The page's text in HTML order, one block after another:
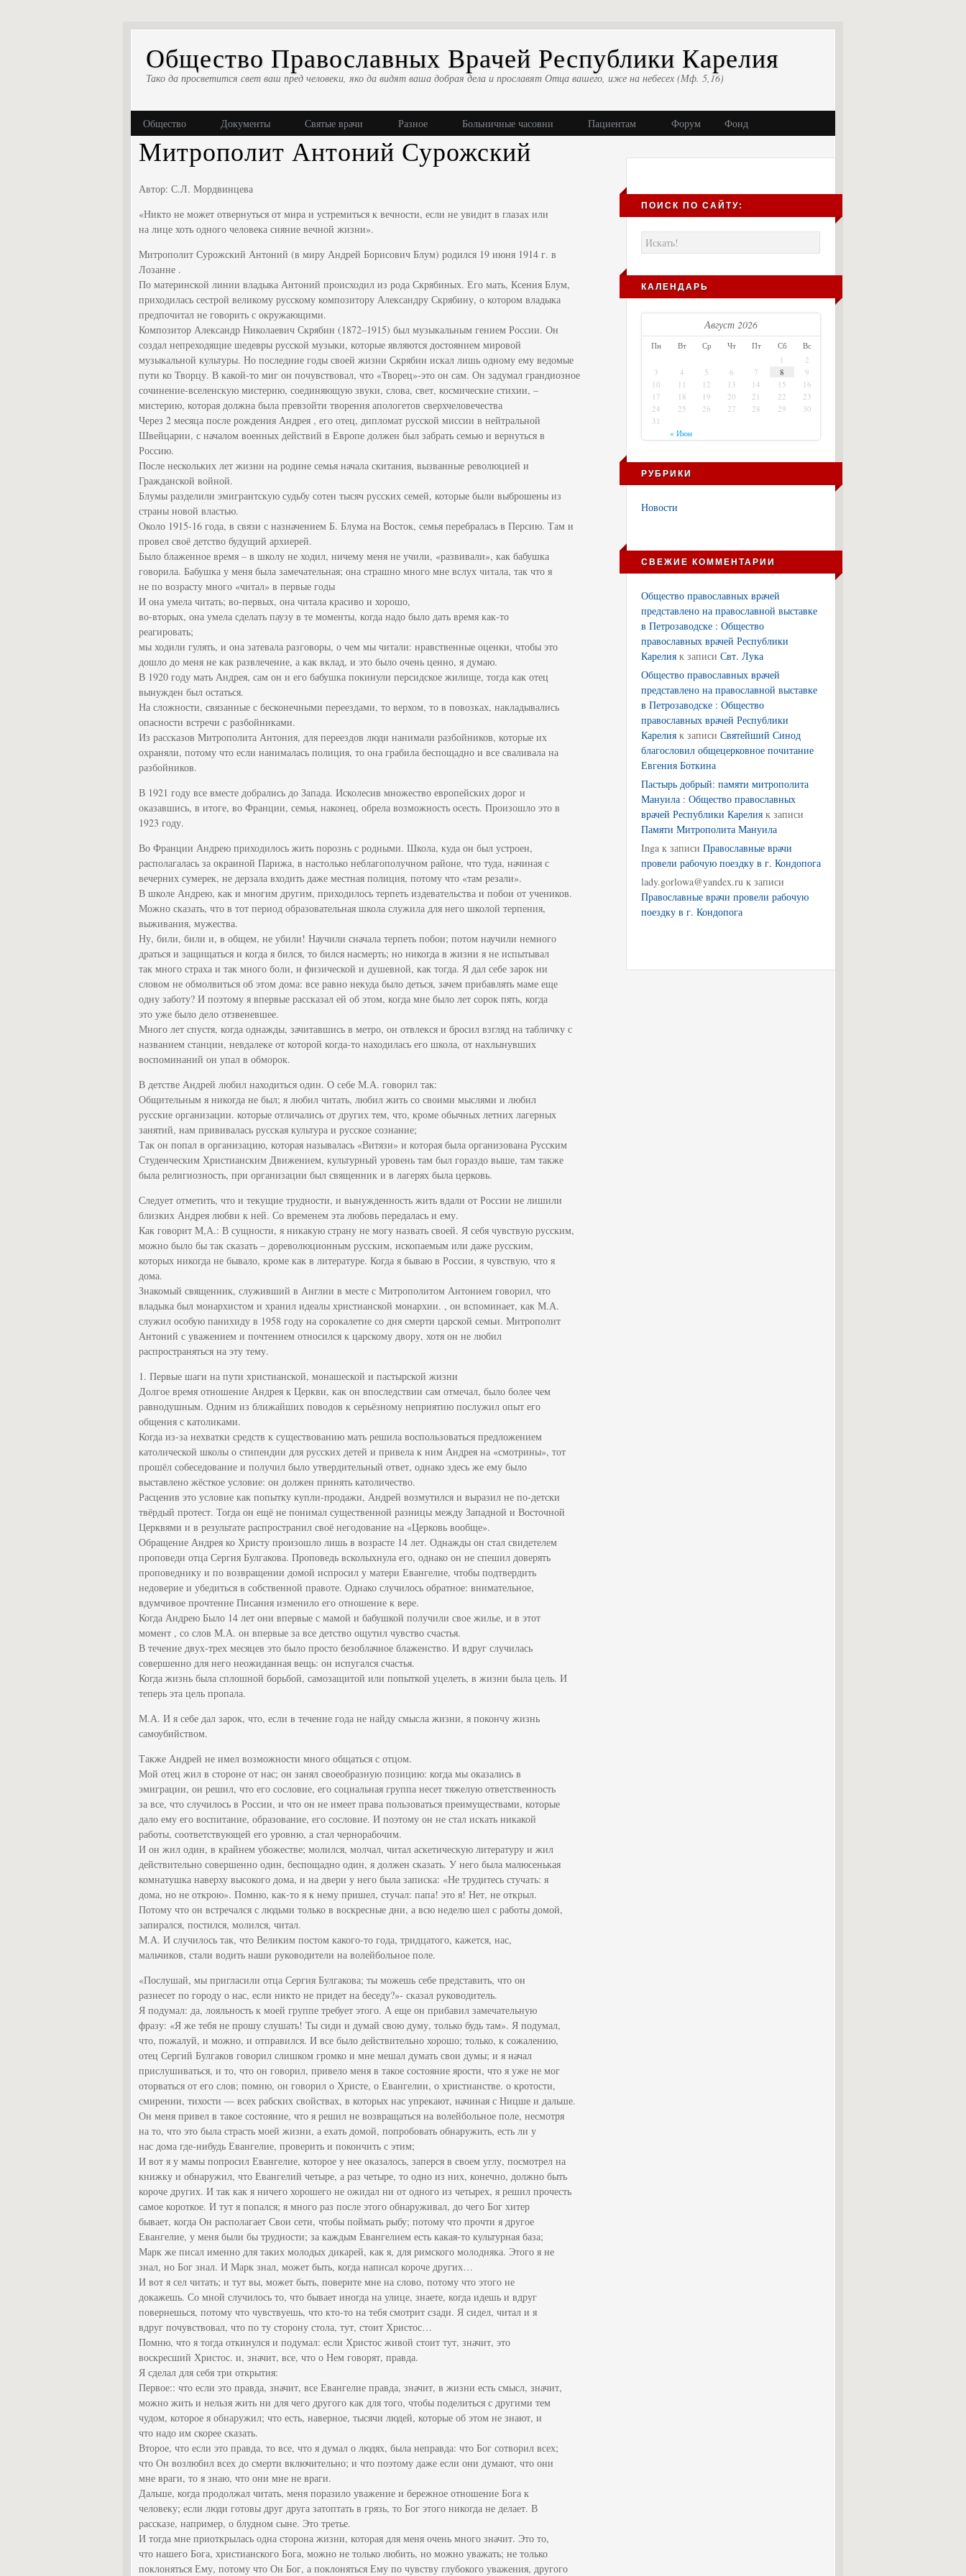
Общество Православных Врачей Республики Карелия
Тако да просветится свет ваш пред человеки, яко да видят ваша добрая дела и прославят Отца вашего, иже на небесех (Мф. 5,16)
Общество Документы Святые врачи Разное Больничные часовни Пациентам Форум Фонд
Митрополит Антоний Сурожский
Автор: С.Л. Мордвинцева
«Никто не может отвернуться от мира и устремиться к вечности, если не увидит в глазах или
на лице хоть одного человека сияние вечной жизни».
Митрополит Сурожский Антоний (в миру Андрей Борисович Блум) родился 19 июня 1914 г. в
Лозанне .
По материнской линии владыка Антоний происходил из рода Скрябиных. Его мать, Ксения Блум,
приходилась сестрой великому русскому композитору Александру Скрябину, о котором владыка
предпочитал не говорить с окружающими.
Композитор Александр Николаевич Скрябин (1872–1915) был музыкальным гением России. Он
создал непреходящие шедевры русской музыки, которые являются достоянием мировой
музыкальной культуры. Но последние годы своей жизни Скрябин искал лишь одному ему ведомые
пути ко Творцу. В какой-то миг он почувствовал, что «Творец»-это он сам. Он задумал грандиозное
сочинение-вселенскую мистерию, соединяющую звуки, слова, свет, космические стихии, –
мистерию, которая должна была превзойти творения апологетов сверхчеловечества
Через 2 месяца после рождения Андрея , его отец, дипломат русской миссии в нейтральной
Швейцарии, с началом военных действий в Европе должен был забрать семью и вернуться в
Россию.
После нескольких лет жизни на родине семья начала скитания, вызванные революцией и
Гражданской войной.
Блумы разделили эмигрантскую судьбу сотен тысяч русских семей, которые были выброшены из
страны новой властью.
Около 1915-16 года, в связи с назначением Б. Блума на Восток, семья перебралась в Персию. Там и
провел своё детство будущий архиерей.
Было блаженное время – в школу не ходил, ничему меня не учили, «развивали», как бабушка
говорила. Бабушка у меня была замечательная; она страшно много мне вслух читала, так что я
не по возрасту много «читал» в первые годы
И она умела читать; во-первых, она читала красиво и хорошо,
во-вторых, она умела сделать паузу в те моменты, когда надо было дать время как-то
реагировать;
мы ходили гулять, и она затевала разговоры, о чем мы читали: нравственные оценки, чтобы это
дошло до меня не как развлечение, а как вклад, и это было очень ценно, я думаю.
В 1920 году мать Андрея, сам он и его бабушка покинули персидское жилище, тогда как отец
вынужден был остаться.
На сложности, связанные с бесконечными переездами, то верхом, то в повозках, накладывались
опасности встречи с разбойниками.
Из рассказов Митрополита Антония, для переездов люди нанимали разбойников, которые их
охраняли, потому что если нанималась полиция, то она грабила беспощадно и все сваливала на
разбойников.
В 1921 году все вместе добрались до Запада. Исколесив множество европейских дорог и
оказавшись, в итоге, во Франции, семья, наконец, обрела возможность осесть. Произошло это в
1923 году.
Во Франции Андрею приходилось жить порознь с родными. Школа, куда он был устроен,
располагалась за окраиной Парижа, в настолько неблагополучном районе, что туда, начиная с
вечерних сумерек, не дерзала входить даже местная полиция, потому что «там резали».
В школе Андрею, как и многим другим, приходилось терпеть издевательства и побои от учеников.
Можно сказать, что в тот период образовательная школа служила для него школой терпения,
выживания, мужества.
Ну, били, били и, в общем, не убили! Научили сначала терпеть побои; потом научили немного
драться и защищаться и когда я бился, то бился насмерть; но никогда в жизни я не испытывал
так много страха и так много боли, и физической и душевной, как тогда. Я дал себе зарок ни
словом не обмолвиться об этом дома: все равно некуда было деться, зачем прибавлять маме еще
одну заботу? И поэтому я впервые рассказал ей об этом, когда мне было лет сорок пять, когда
это уже было дело отзвеневшее.
Много лет спустя, когда однажды, зачитавшись в метро, он отвлекся и бросил взгляд на табличку с
названием станции, невдалеке от которой когда-то находилась его школа, от нахлынувших
воспоминаний он упал в обморок.
В детстве Андрей любил находиться один. О себе М.А. говорил так:
Общительным я никогда не был; я любил читать, любил жить со своими мыслями и любил
русские организации. которые отличались от других тем, что, кроме обычных летних лагерных
занятий, нам прививалась русская культура и русское сознание;
Так он попал в организацию, которая называлась «Витязи» и которая была организована Русским
Студенческим Христианским Движением, культурный уровень там был гораздо выше, там также
была религиозность, при организации был священник и в лагерях была церковь.
Следует отметить, что и текущие трудности, и вынужденность жить вдали от России не лишили
близких Андрея любви к ней. Со временем эта любовь передалась и ему.
Как говорит М,А.: В сущности, я никакую страну не могу назвать своей. Я себя чувствую русским,
можно было бы так сказать – дореволюционным русским, ископаемым или даже русским,
которых никогда не бывало, кроме как в литературе. Когда я бываю в России, я чувствую, что я
дома.
Знакомый священник, служивший в Англии в месте с Митрополитом Антонием говорил, что
владыка был монархистом и хранил идеалы христианской монархии. , он вспоминает, как М.А.
служил особую панихиду в 1958 году на сорокалетие со дня смерти царской семьи. Митрополит
Антоний с уважением и почтением относился к царскому двору, хотя он не любил
распространяться на эту тему.
1. Первые шаги на пути христианской, монашеской и пастырской жизни
Долгое время отношение Андрея к Церкви, как он впоследствии сам отмечал, было более чем
равнодушным. Одним из ближайших поводов к серьёзному неприятию послужил опыт его
общения с католиками.
Когда из-за нехватки средств к существованию мать решила воспользоваться предложением
католической школы о стипендии для русских детей и привела к ним Андрея на «смотрины», тот
прошёл собеседование и получил было утвердительный ответ, однако здесь же ему было
выставлено жёсткое условие: он должен принять католичество.
Расценив это условие как попытку купли-продажи, Андрей возмутился и выразил не по-детски
твёрдый протест. Тогда он ещё не понимал существенной разницы между Западной и Восточной
Церквями и в результате распространил своё негодование на «Церковь вообще».
Обращение Андрея ко Христу произошло лишь в возрасте 14 лет. Однажды он стал свидетелем
проповеди отца Сергия Булгакова. Проповедь всколыхнула его, однако он не спешил доверять
проповеднику и по возвращении домой испросил у матери Евангелие, чтобы подтвердить
недоверие и убедиться в собственной правоте. Однако случилось обратное: внимательное,
вдумчивое прочтение Писания изменило его отношение к вере.
Когда Андрею Было 14 лет они впервые с мамой и бабушкой получили свое жилье, и в этот
момент , со слов М.А. он впервые за все детство ощутил чувство счастья.
В течение двух-трех месяцев это было просто безоблачное блаженство. И вдруг случилась
совершенно для него неожиданная вещь: он испугался счастья.
Когда жизнь была сплошной борьбой, самозащитой или попыткой уцелеть, в жизни была цель. И
теперь эта цель пропала.
М.А. И я себе дал зарок, что, если в течение года не найду смысла жизни, я покончу жизнь
самоубийством.
Также Андрей не имел возможности много общаться с отцом.
Мой отец жил в стороне от нас; он занял своеобразную позицию: когда мы оказались в
эмиграции, он решил, что его сословие, его социальная группа несет тяжелую ответственность
за все, что случилось в России, и что он не имеет права пользоваться преимуществами, которые
дало ему его воспитание, образование, его сословие. И поэтому он не стал искать никакой
работы, соответствующей его уровню, а стал чернорабочим.
И он жил один, в крайнем убожестве; молился, молчал, читал аскетическую литературу и жил
действительно совершенно один, беспощадно один, я должен сказать. У него была малюсенькая
комнатушка наверху высокого дома, и на двери у него была записка: «Не трудитесь стучать: я
дома, но не открою». Помню, как-то я к нему пришел, стучал: папа! это я! Нет, не открыл.
Потому что он встречался с людьми только в воскресные дни, а всю неделю шел с работы домой,
запирался, постился, молился, читал.
М.А. И случилось так, что Великим постом какого-то года, тридцатого, кажется, нас,
мальчиков, стали водить наши руководители на волейбольное поле.
«Послушай, мы пригласили отца Сергия Булгакова; ты можешь себе представить, что он
разнесет по городу о нас, если никто не придет на беседу?»- сказал руководитель.
Я подумал: да, лояльность к моей группе требует этого. А еще он прибавил замечательную
фразу: «Я же тебя не прошу слушать! Ты сиди и думай свою думу, только будь там». Я подумал,
что, пожалуй, и можно, и отправился. И все было действительно хорошо; только, к сожалению,
отец Сергий Булгаков говорил слишком громко и мне мешал думать свои думы; и я начал
прислушиваться, и то, что он говорил, привело меня в такое состояние ярости, что я уже не мог
оторваться от его слов; помню, он говорил о Христе, о Евангелии, о христианстве. о кротости,
смирении, тихости — всех рабских свойствах, в которых нас упрекают, начиная с Ницше и дальше.
Он меня привел в такое состояние, что я решил не возвращаться на волейбольное поле, несмотря
на то, что это была страсть моей жизни, а ехать домой, попробовать обнаружить, есть ли у
нас дома где-нибудь Евангелие, проверить и покончить с этим;
И вот я у мамы попросил Евангелие, которое у нее оказалось, заперся в своем углу, посмотрел на
книжку и обнаружил, что Евангелий четыре, а раз четыре, то одно из них, конечно, должно быть
короче других. И так как я ничего хорошего не ожидал ни от одного из четырех, я решил прочесть
самое короткое. И тут я попался; я много раз после этого обнаруживал, до чего Бог хитер
бывает, когда Он располагает Свои сети, чтобы поймать рыбу; потому что прочти я другое
Евангелие, у меня были бы трудности; за каждым Евангелием есть какая-то культурная база;
Марк же писал именно для таких молодых дикарей, как я, для римского молодняка. Этого я не
знал, но Бог знал. И Марк знал, может быть, когда написал короче других…
И вот я сел читать; и тут вы, может быть, поверите мне на слово, потому что этого не
докажешь. Со мной случилось то, что бывает иногда на улице, знаете, когда идешь и вдруг
повернешься, потому что чувствуешь, что кто-то на тебя смотрит сзади. Я сидел, читал и я
вдруг почувствовал, что по ту сторону стола, тут, стоит Христос…
Помню, что я тогда откинулся и подумал: если Христос живой стоит тут, значит, это
воскресший Христос. и, значит, все, что о Нем говорят, правда.
Я сделал для себя три открытия:
Первое:: что если это правда, значит, все Евангелие правда, значит, в жизни есть смысл, значит,
можно жить и нельзя жить ни для чего другого как для того, чтобы поделиться с другими тем
чудом, которое я обнаружил; что есть, наверное, тысячи людей, которые об этом не знают, и
что надо им скорее сказать.
Второе, что если это правда, то все, что я думал о людях, была неправда: что Бог сотворил всех;
что Он возлюбил всех до смерти включительно; и что поэтому даже если они думают, что они
мне враги, то я знаю, что они мне не враги.
Дальше, когда продолжал читать, меня поразило уважение и бережное отношение Бога к
человеку; если люди готовы друг друга затоптать в грязь, то Бог этого никогда не делает. В
рассказе, например, о блудном сыне. Это третье.
И тогда мне приоткрылась одна сторона жизни, которая для меня очень много значит. Это то,
что нашего Бога, христианского Бога, можно не только любить, но можно уважать; не только
поклоняться Ему, потому что Он Бог, а поклоняться Ему по чувству глубокого уважения, другого
ПОИСК ПО САЙТУ:
КАЛЕНДАРЬ
Август 2026
Пн Вт Ср Чт Пт Сб Вс
« Июн
1
2
3
4 5 6 7 8
9
10
11 12 13 14 15
16
17
18 19 20 21 22
23
24
25 26 27 28 29
30
31
РУБРИКИ
Новости
СВЕЖИЕ КОММЕНТАРИИ
Общество православных врачей
представлено на православной выставке
в Петрозаводске : Общество
православных врачей Республики
Карелия к записи Свт. Лука
Общество православных врачей
представлено на православной выставке
в Петрозаводске : Общество
православных врачей Республики
Карелия к записи Святейший Синод
благословил общецерковное почитание
Евгения Боткина
Пастырь добрый: памяти митрополита
Мануила : Общество православных
врачей Республики Карелия к записи
Памяти Митрополита Мануила
Inga к записи Православные врачи
провели рабочую поездку в г. Кондопога
lady.gorlowa@yandex.ru к записи
Православные врачи провели рабочую
поездку в г. Кондопога